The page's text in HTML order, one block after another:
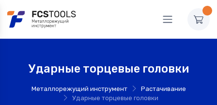
Ударные торцевые головки
Металлорежущий инструмент
Растачивание
Ударные торцевые головки